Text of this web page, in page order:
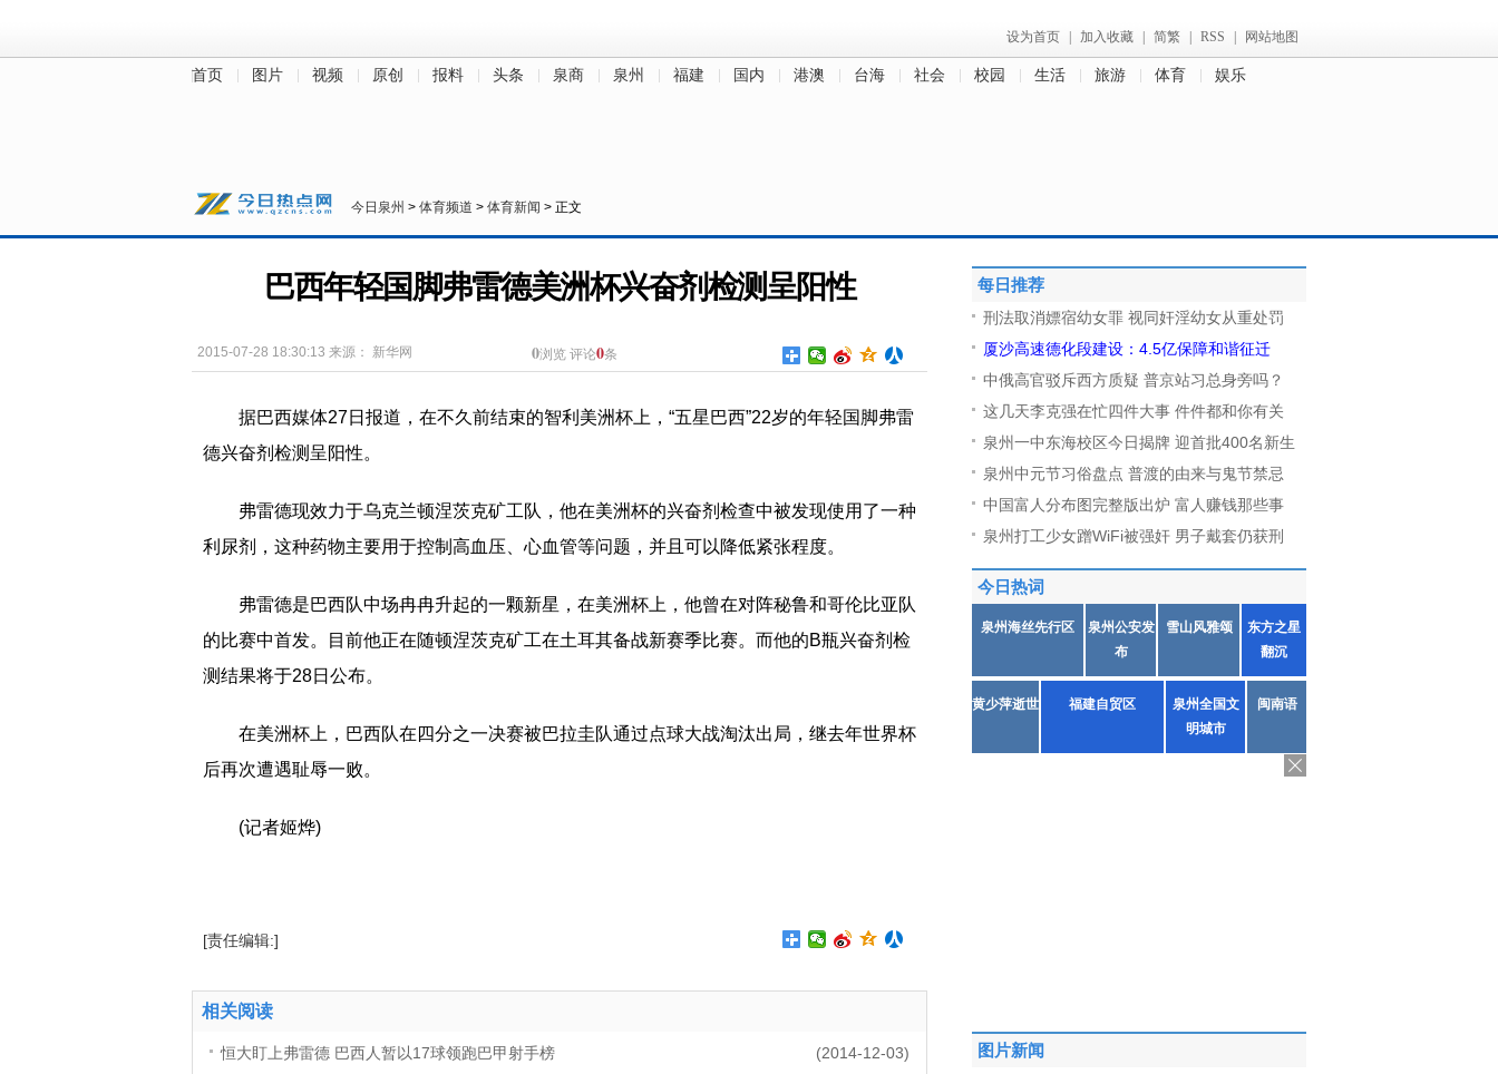
设为首页 加入收藏 简繁 RSS 网站地图
首页 图片 视频 原创 报料 头条 泉商 泉州 福建 国内 港澳 台海 社会 校园 生活 旅游 体育
娱乐
今日泉州 > 体育频道 > 体育新闻 > 正文
巴西年轻国脚弗雷德美洲杯兴奋剂检测呈阳性
2015-07-28 18:30:13 来源： 新华网 0浏览 评论0条
据巴西媒体27日报道，在不久前结束的智利美洲杯上，“五星巴西”22岁的年轻国脚弗雷
德兴奋剂检测呈阳性。
弗雷德现效力于乌克兰顿涅茨克矿工队，他在美洲杯的兴奋剂检查中被发现使用了一种
利尿剂，这种药物主要用于控制高血压、心血管等问题，并且可以降低紧张程度。
弗雷德是巴西队中场冉冉升起的一颗新星，在美洲杯上，他曾在对阵秘鲁和哥伦比亚队
的比赛中首发。目前他正在随顿涅茨克矿工在土耳其备战新赛季比赛。而他的B瓶兴奋剂检
测结果将于28日公布。
在美洲杯上，巴西队在四分之一决赛被巴拉圭队通过点球大战淘汰出局，继去年世界杯
后再次遭遇耻辱一败。
(记者姬烨)
[责任编辑:]
相关阅读
(2014-12-03)
恒大盯上弗雷德 巴西人暂以17球领跑巴甲射手榜
每日推荐
刑法取消嫖宿幼女罪 视同奸淫幼女从重处罚
厦沙高速德化段建设：4.5亿保障和谐征迁
中俄高官驳斥西方质疑 普京站习总身旁吗？
这几天李克强在忙四件大事 件件都和你有关
泉州一中东海校区今日揭牌 迎首批400名新生
泉州中元节习俗盘点 普渡的由来与鬼节禁忌
中国富人分布图完整版出炉 富人赚钱那些事
泉州打工少女蹭WiFi被强奸 男子戴套仍获刑
今日热词
泉州海丝先行区
泉州公安发
布
雪山风雅颂
东方之星
翻沉
黄少萍逝世 福建自贸区
泉州全国文
明城市
闽南语
图片新闻